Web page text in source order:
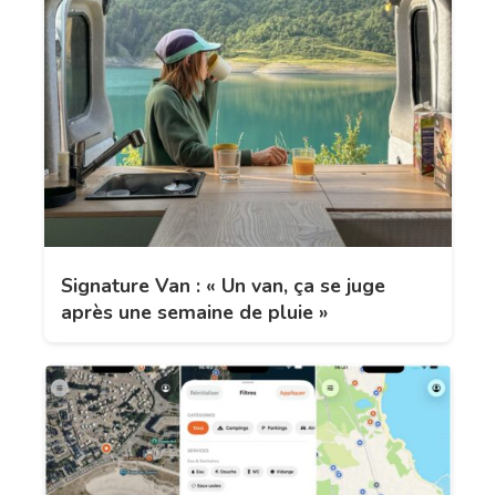
Signature Van : « Un van, ça se juge
après une semaine de pluie »